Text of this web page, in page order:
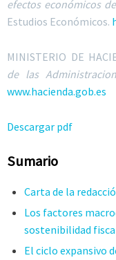
efectos económicos
Estudios Económicos.
MINISTERIO DE
de las
www.hacienda.gob.es
Descargar pdf
Sumario
Carta de la
Los factores
sostenibilidad
El ciclo expansivo